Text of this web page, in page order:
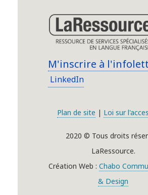
M'inscrire à
LinkedIn
Plan de site | Loi sur
2020 © Tous droits
LaRessource.
Création Web : Chabo
& Design